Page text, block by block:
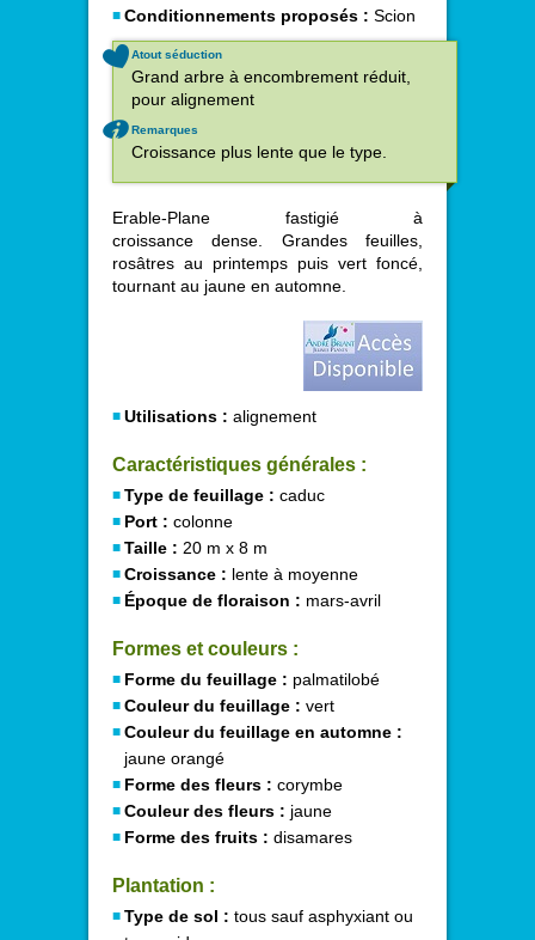
Conditionnements proposés : Scion
Atout séduction
Grand arbre à encombrement réduit,
pour alignement
Remarques
Croissance plus lente que le type.
Erable-Plane fastigié à
croissance dense. Grandes feuilles,
rosâtres au printemps puis vert foncé,
tournant au jaune en automne.
Utilisations : alignement
Caractéristiques générales :
Type de feuillage : caduc
Port : colonne
Taille : 20 m x 8 m
Croissance : lente à moyenne
Époque de floraison : mars-avril
Formes et couleurs :
Forme du feuillage : palmatilobé
Couleur du feuillage : vert
Couleur du feuillage en automne :
jaune orangé
Forme des fleurs : corymbe
Couleur des fleurs : jaune
Forme des fruits : disamares
Plantation :
Type de sol : tous sauf asphyxiant ou